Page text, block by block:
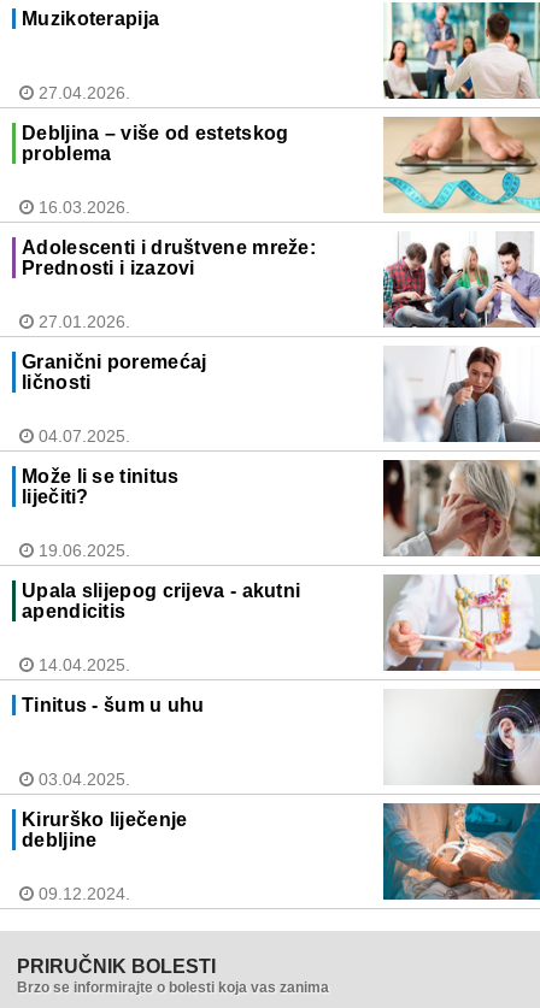
Muzikoterapija
27.04.2026.
Debljina – više od estetskog
problema
16.03.2026.
Adolescenti i društvene mreže:
Prednosti i izazovi
27.01.2026.
Granični poremećaj
ličnosti
04.07.2025.
Može li se tinitus
liječiti?
19.06.2025.
Upala slijepog crijeva - akutni
apendicitis
14.04.2025.
Tinitus - šum u uhu
03.04.2025.
Kirurško liječenje
debljine
09.12.2024.
PRIRUČNIK BOLESTI
Brzo se informirajte o bolesti koja vas zanima